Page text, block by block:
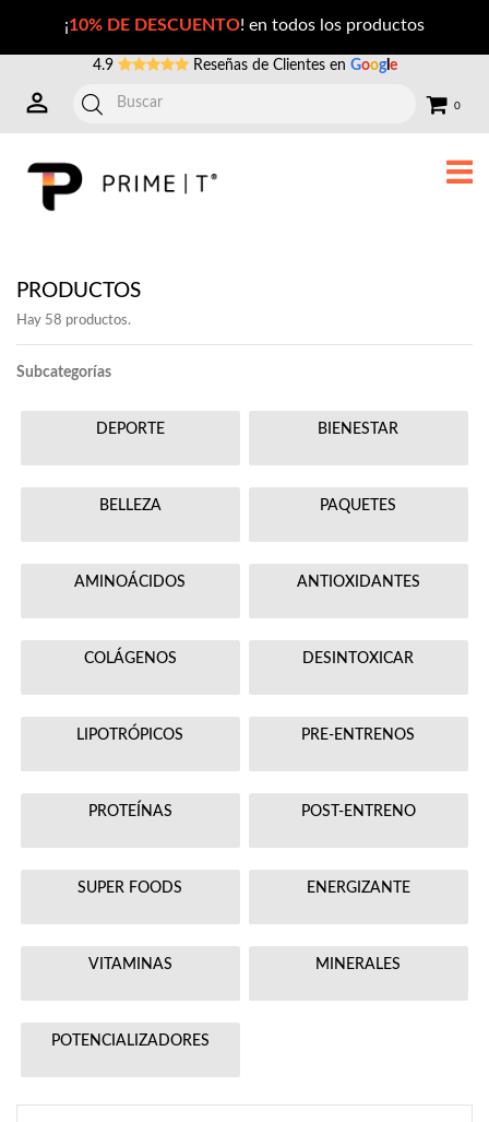
¡10% DE DESCUENTO! en todos los productos
4.9 Reseñas de Clientes en Google
0
PRODUCTOS
Hay 58 productos.
Subcategorías
DEPORTE BIENESTAR
BELLEZA PAQUETES
AMINOÁCIDOS ANTIOXIDANTES
COLÁGENOS DESINTOXICAR
LIPOTRÓPICOS PRE-ENTRENOS
PROTEÍNAS POST-ENTRENO
SUPER FOODS ENERGIZANTE
VITAMINAS MINERALES
POTENCIALIZADORES